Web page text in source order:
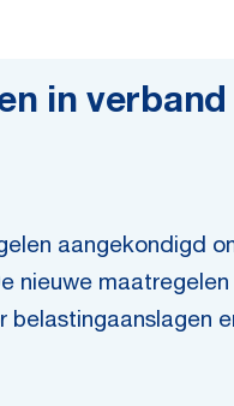
in
aangekondigd
nieuwe